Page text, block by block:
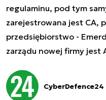
regulaminu, pod tym
zarejestrowana jest CA,
przedsiębiorstwo -
zarządu nowej firmy jest
CyberDefence24